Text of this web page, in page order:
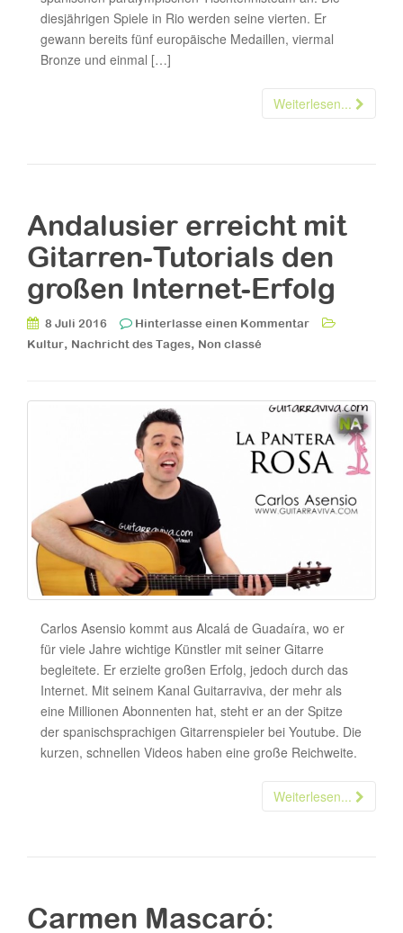
diesjährigen Spiele in Rio werden seine vierten. Er
gewann bereits fünf europäische Medaillen, viermal
Bronze und einmal […]
Weiterlesen...
Andalusier erreicht mit
Gitarren-Tutorials den
großen Internet-Erfolg
8 Juli 2016
Hinterlasse einen Kommentar
Kultur, Nachricht des Tages, Non classé
Carlos Asensio kommt aus Alcalá de Guadaíra, wo er
für viele Jahre wichtige Künstler mit seiner Gitarre
begleitete. Er erzielte großen Erfolg, jedoch durch das
Internet. Mit seinem Kanal Guitarraviva, der mehr als
eine Millionen Abonnenten hat, steht er an der Spitze
der spanischsprachigen Gitarrenspieler bei Youtube. Die
kurzen, schnellen Videos haben eine große Reichweite.
Weiterlesen...
Carmen Mascaró: